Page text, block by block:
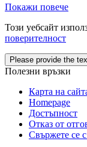
Покажи повече
Този уебсайт
поверителност
Please provide the
Полезни връзки
Карта на
Homepage
Достъпност
Отказ от
Свържете се